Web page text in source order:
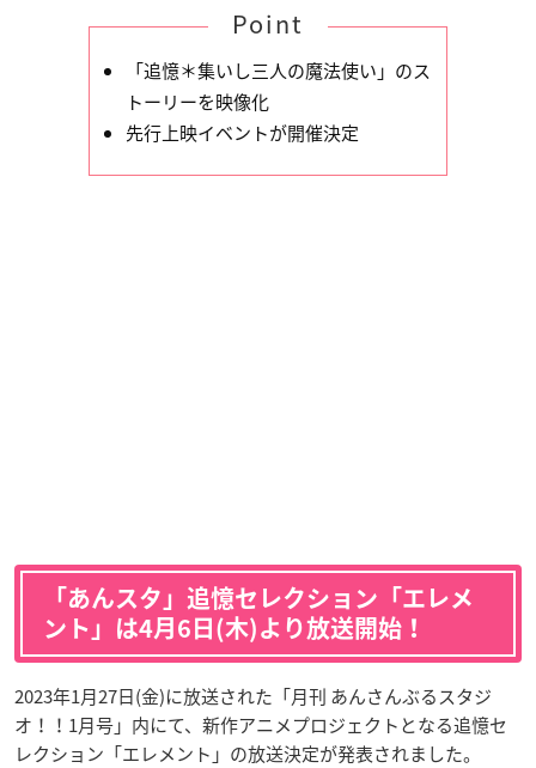
Point
「追憶＊集いし三人の魔法使い」のス
トーリーを映像化
先行上映イベントが開催決定
「あんスタ」追憶セレクション「エレメ
ント」は4月6日(木)より放送開始！
2023年1月27日(金)に放送された「月刊 あんさんぶるスタジ
オ！！1月号」内にて、新作アニメプロジェクトとなる追憶セ
レクション「エレメント」の放送決定が発表されました。